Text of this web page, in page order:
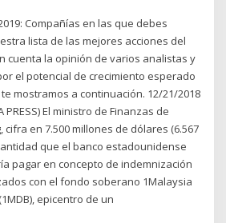
Compañías en las que debes
lista de las mejores acciones del
cuenta la opinión de varios analistas y
el potencial de crecimiento esperado
mostramos a continuación. 12/21/2018
PRESS) El ministro de Finanzas de
cifra en 7.500 millones de dólares (6.567
que el banco estadounidense
pagar en concepto de indemnización
con el fondo soberano 1Malaysia
epicentro de un